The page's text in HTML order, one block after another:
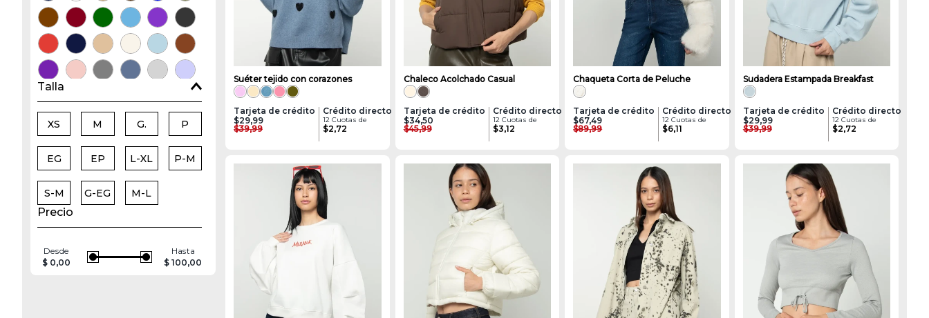
Talla
XS M G. P
EG EP L-XL P-M
S-M G-EG M-L
Precio
Desde
$ 0,00
Hasta
$ 100,00
Suéter tejido con corazones
Tarjeta de crédito
$29,99
$39,99
Crédito directo
12 Cuotas de
$2,72
Chaleco Acolchado Casual
Tarjeta de crédito
$34,50
$45,99
Crédito directo
12 Cuotas de
$3,12
Chaqueta Corta de Peluche
Tarjeta de crédito
$67,49
$89,99
Crédito directo
12 Cuotas de
$6,11
Sudadera Estampada Breakfast
Tarjeta de crédito
$29,99
$39,99
Crédito directo
12 Cuotas de
$2,72